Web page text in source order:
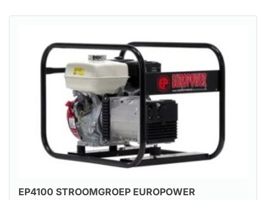
EP4100 STROOMGROEP EUROPOWER